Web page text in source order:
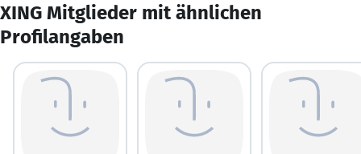
XING Mitglieder mit ähnlichen
Profilangaben